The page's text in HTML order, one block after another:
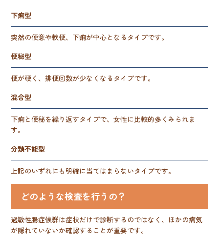
下痢型
突然の便意や軟便、下痢が中心となるタイプです。
便秘型
便が硬く、排便回数が少なくなるタイプです。
混合型
下痢と便秘を繰り返すタイプで、女性に比較的多くみられま
す。
分類不能型
上記のいずれにも明確に当てはまらないタイプです。
どのような検査を行うの？
過敏性腸症候群は症状だけで診断するのではなく、ほかの病気
が隠れていないか確認することが重要です。